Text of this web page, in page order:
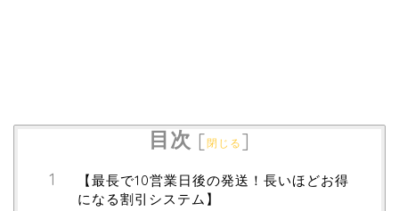
目次 [閉じる ]
【最長で10営業日後の発送！長いほどお得
になる割引システム】